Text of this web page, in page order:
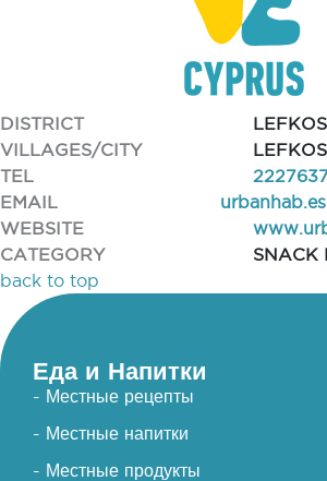
DISTRICT
VILLAGES/CITY
TEL
EMAIL
WEBSITE
CATEGORY
SNACK
back to top
Еда и Напитки
- Местные рецепты
- Местные напитки
- Местные продукты